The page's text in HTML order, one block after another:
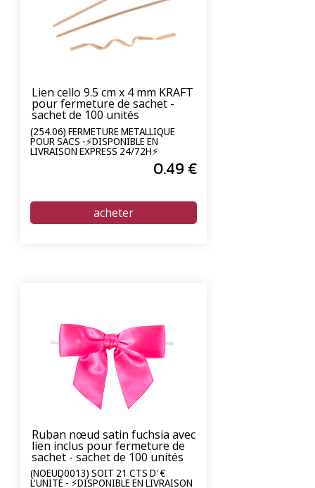
Lien cello 9.5 cm x 4 mm KRAFT
pour fermeture de sachet -
sachet de 100 unités
(254.06) FERMETURE MÉTALLIQUE
POUR SACS -⚡DISPONIBLE EN
LIVRAISON EXPRESS 24/72H⚡
0.49 €
Ruban nœud satin fuchsia avec
lien inclus pour fermeture de
sachet - sachet de 100 unités
(NOEUD0013) SOIT 21 CTS D' €
L'UNITÉ - ⚡DISPONIBLE EN LIVRAISON